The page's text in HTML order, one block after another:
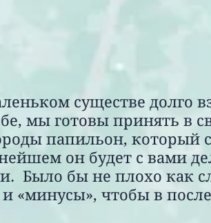
существе долго
мы готовы принять в
папильон, который
он будет с вами
Было бы не плохо как
«минусы», чтобы в